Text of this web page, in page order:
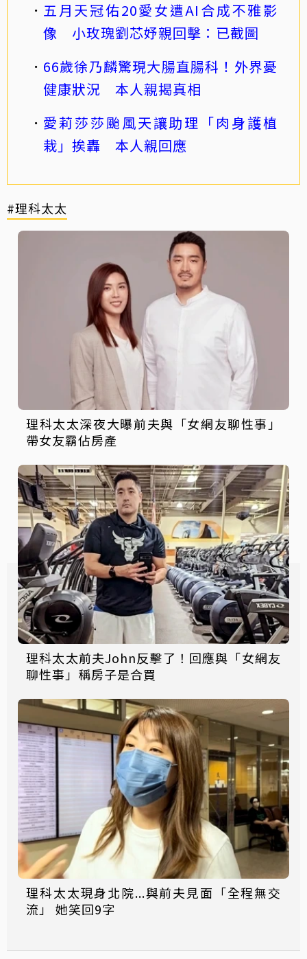
五月天冠佑20愛女遭AI合成不雅影
像 小玫瑰劉芯妤親回擊：已截圖
66歲徐乃麟驚現大腸直腸科！外界憂
健康狀況 本人親揭真相
愛莉莎莎颱風天讓助理「肉身護植
栽」挨轟 本人親回應
#理科太太
理科太太深夜大曝前夫與「女網友聊性事」
帶女友霸佔房產
理科太太前夫John反擊了！回應與「女網友
聊性事」稱房子是合買
理科太太現身北院...與前夫見面「全程無交
流」 她笑回9字